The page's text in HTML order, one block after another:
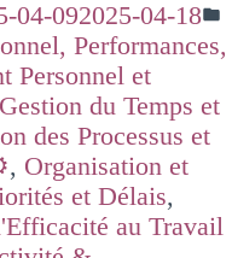
04-092025-04-18
Performances,
Personnel et
Gestion du Temps et
des Processus et
, Organisation et
et Délais,
au Travail